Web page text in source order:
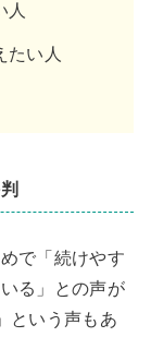
人
たい人
で「続けやす
る」との声が
という声もあ